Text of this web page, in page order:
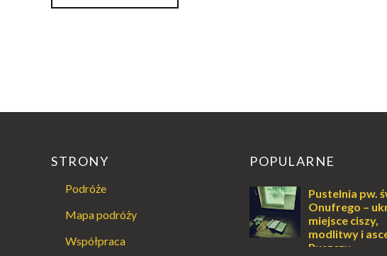
STRONY
Podróże
Mapa podróży
Współpraca
POPULARNE
Pustelnia pw.
Onufrego –
miejsce ciszy,
modlitwy i
Puszczy